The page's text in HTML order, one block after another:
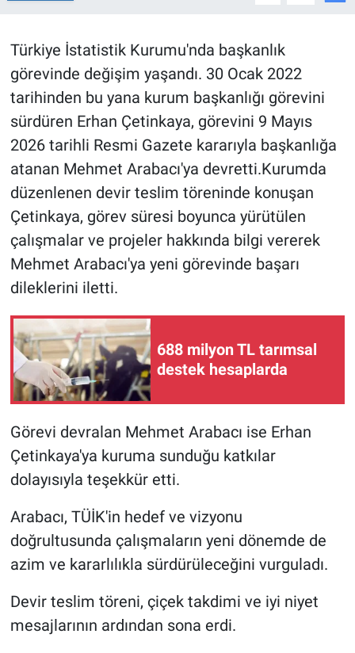
Türkiye İstatistik Kurumu'nda başkanlık
görevinde değişim yaşandı. 30 Ocak 2022
tarihinden bu yana kurum başkanlığı görevini
sürdüren Erhan Çetinkaya, görevini 9 Mayıs
2026 tarihli Resmi Gazete kararıyla başkanlığa
atanan Mehmet Arabacı'ya devretti.Kurumda
düzenlenen devir teslim töreninde konuşan
Çetinkaya, görev süresi boyunca yürütülen
çalışmalar ve projeler hakkında bilgi vererek
Mehmet Arabacı'ya yeni görevinde başarı
dileklerini iletti.
688 milyon TL tarımsal
destek hesaplarda
Görevi devralan Mehmet Arabacı ise Erhan
Çetinkaya'ya kuruma sunduğu katkılar
dolayısıyla teşekkür etti.
Arabacı, TÜİK'in hedef ve vizyonu
doğrultusunda çalışmaların yeni dönemde de
azim ve kararlılıkla sürdürüleceğini vurguladı.
Devir teslim töreni, çiçek takdimi ve iyi niyet
mesajlarının ardından sona erdi.
ÇEVRE
HABERDE İNSAN
EĞİTİM
BİLİM VE TEKNOLOJİ
Güvenlik
Bölge